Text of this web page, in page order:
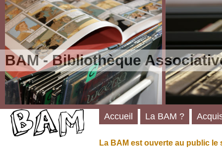
BAM - Bibliothèque
La BAM est ouverte au public le
Accueil La BAM ?